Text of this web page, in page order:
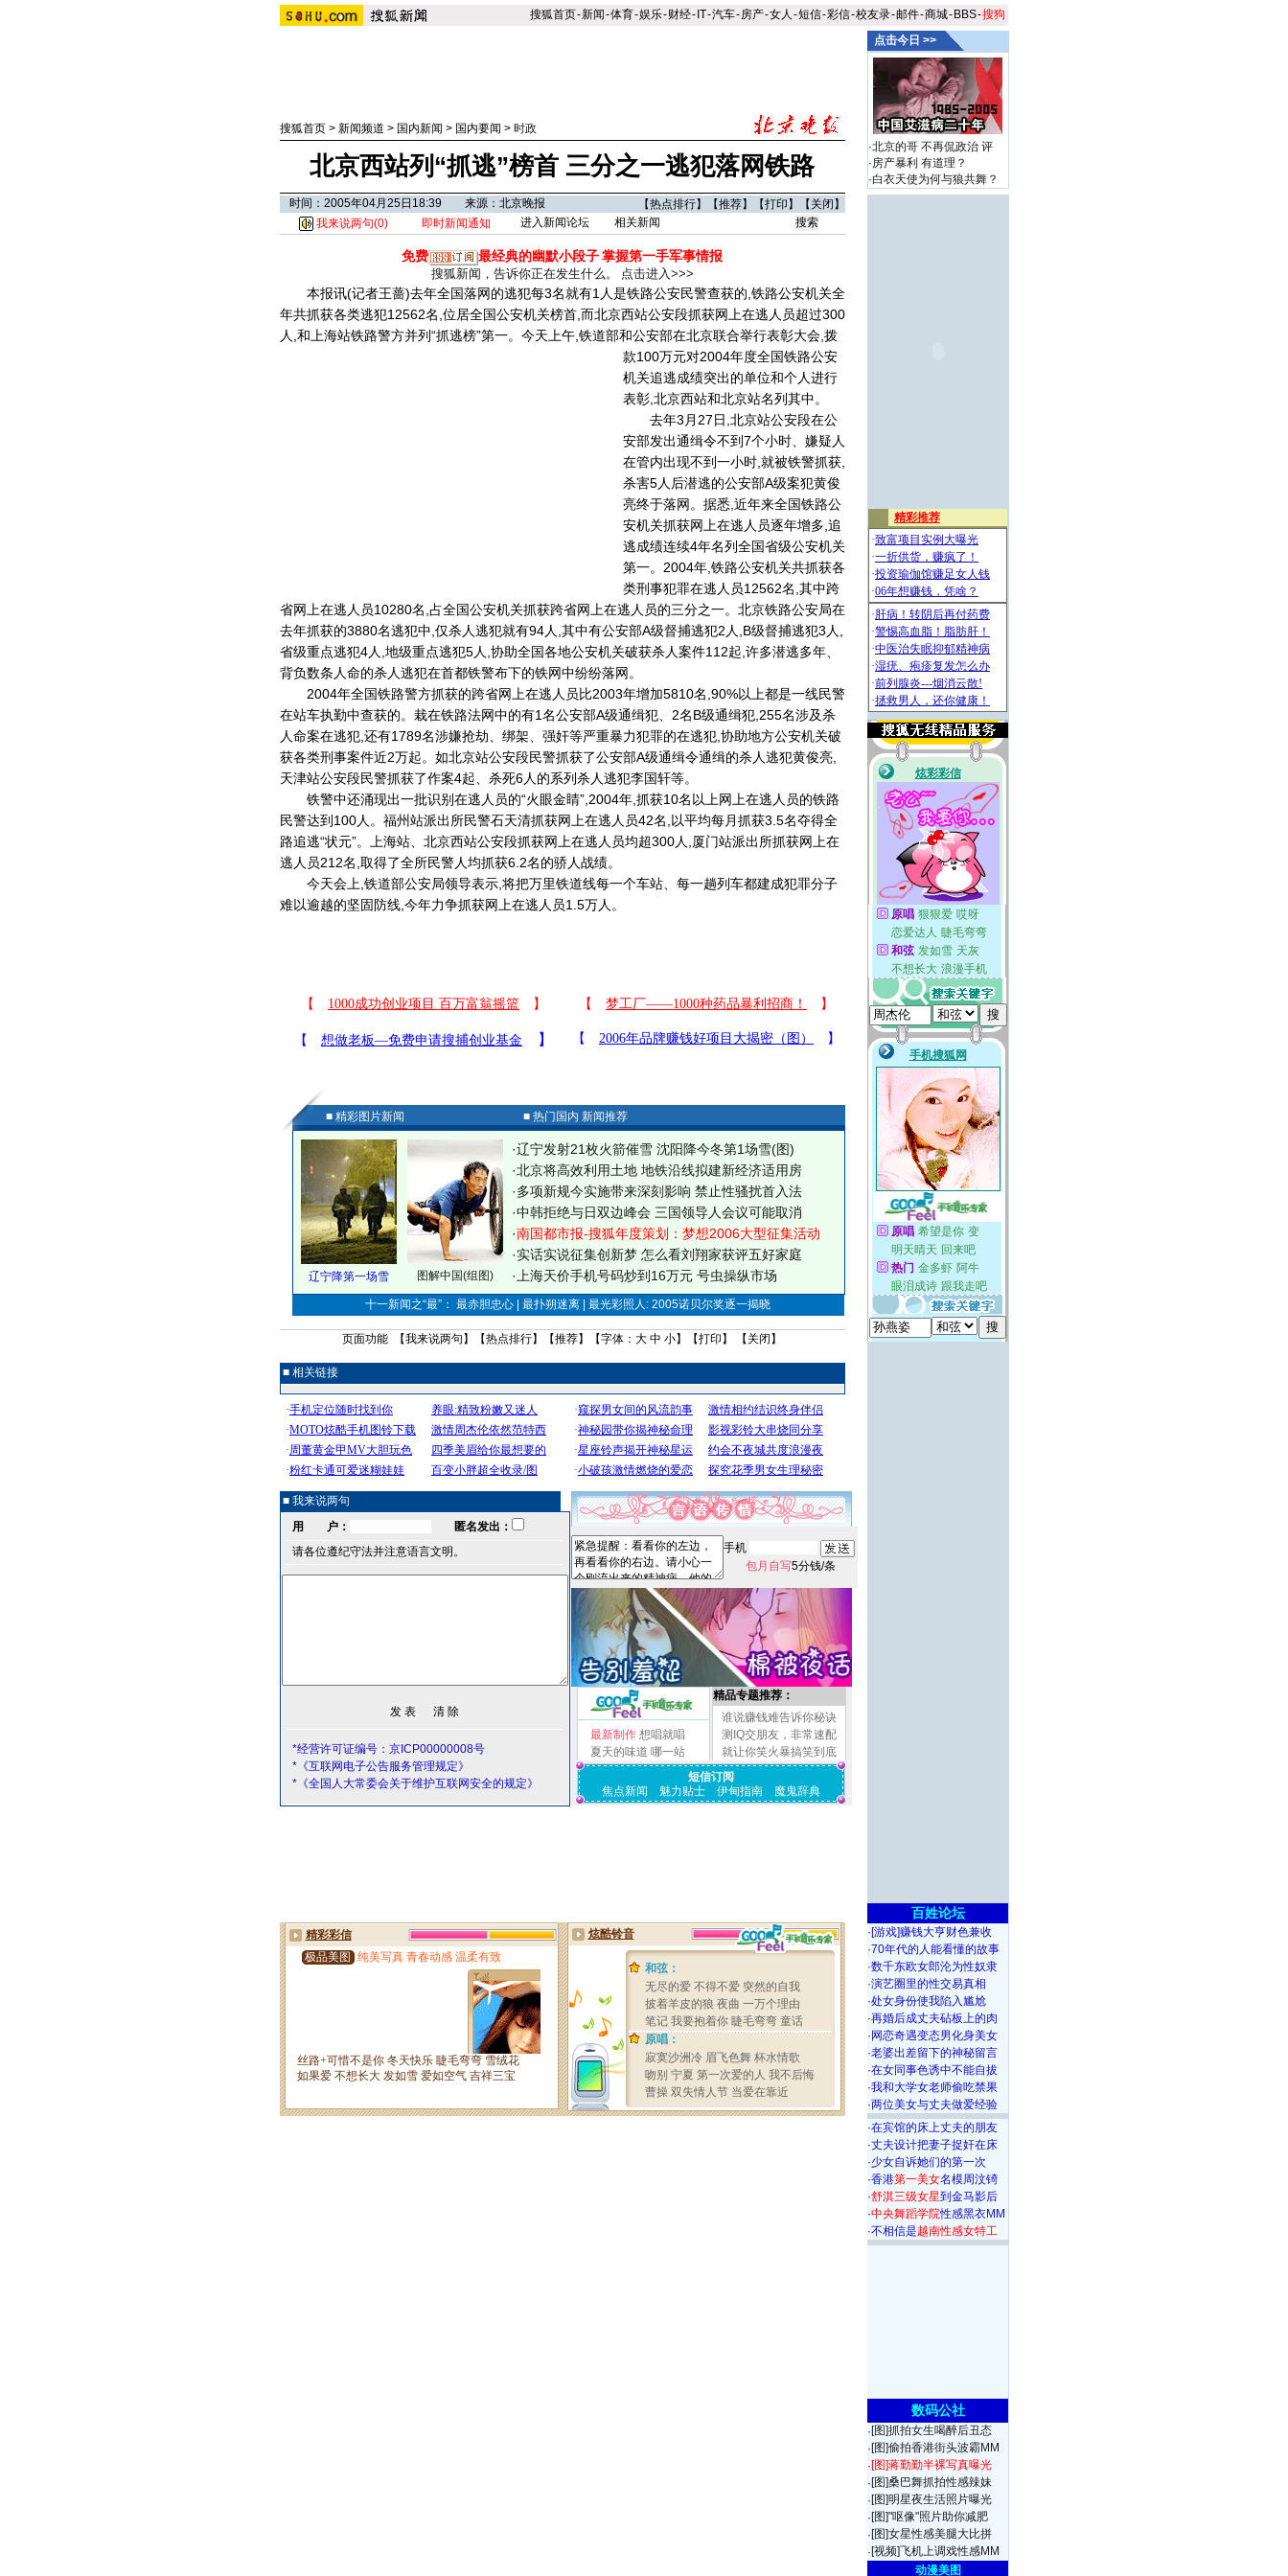
搜狐首页-新闻-体育-娱乐-财经- IT-汽车-房产-女人 -短信-彩信-校友录-邮件-商城- BBS-搜狗
搜狐首页> 新闻频道 > 国内新闻 > 国内要闻 > 时政
北京西站列“抓逃”榜首 三分之一逃犯落网铁路
时间：2005年04月25日18:39 来源：北京晚报 【热点排行】【推荐】【打印 】【 关闭 】
我来说两句(0) 即时新闻通知 进入新闻论坛 相关新闻
免费 最经典的幽默小段子掌握第一手军事情报
搜狐新闻，告诉你正在发生什么。 点击进入>>>
本报讯(记者王蔷)去年全国落网的逃犯每3名就有1人是铁路公安民警查获的,铁路公安机关全
年共抓获各类逃犯12562名,位居全国公安机关榜首,而北京西站公安段抓获网上在逃人员超过300
人,和上海站铁路警方并列“抓逃榜”第一。 今天上午,铁道部和公安部在北京联合举行表彰大会,拨
款100万元对2004年度全国铁路公安
机关追逃成绩突出的单位和个人进行
表彰,北京西站和北京站名列其中。
去年3月27日,北京站公安段在公
安部发出通缉令不到7个小时、嫌疑人
在管内出现不到一小时,就被铁警抓获,
杀害5人后潜逃的公安部A级案犯黄俊
亮终于落网。据悉,近年来全国铁路公
安机关抓获网上在逃人员逐年增多,追
逃成绩连续4年名列全国省级公安机关
第一。2004年,铁路公安机关共抓获各
类刑事犯罪在逃人员12562名,其中跨
省网上在逃人员10280名,占全国公安机关抓获跨省网上在逃人员的三分之一。北京铁路公安局在
去年抓获的3880名逃犯中,仅杀人逃犯就有94人,其中有公安部A级督捕逃犯2人,B级督捕逃犯3人,
省级重点逃犯4人,地级重点逃犯5人,协助全国各地公安机关破获杀人案件112起,许多潜逃多年、
背负数条人命的杀人逃犯在首都铁警布下的铁网中纷纷落网。
2004年全国铁路警方抓获的跨省网上在逃人员比2003年增加5810名,90%以上都是一线民警
在站车执勤中查获的。栽在铁路法网中的有1名公安部A级通缉犯、2名B级通缉犯,255名涉及杀
人命案在逃犯,还有1789名涉嫌抢劫、绑架、强奸等严重暴力犯罪的在逃犯,协助地方公安机关破
获各类刑事案件近2万起。如北京站公安段民警抓获了公安部A级通缉令通缉的杀人逃犯黄俊亮,
天津站公安段民警抓获了作案4起、杀死6人的系列杀人逃犯李国轩等。
铁警中还涌现出一批识别在逃人员的“火眼金睛”,2004年,抓获10名以上网上在逃人员的铁路
民警达到100人。福州站派出所民警石天清抓获网上在逃人员42名,以平均每月抓获3.5名夺得全
路追逃“状元”。上海站、北京西站公安段抓获网上在逃人员均超300人,厦门站派出所抓获网上在
逃人员212名,取得了全所民警人均抓获6.2名的骄人战绩。
今天会上,铁道部公安局领导表示,将把万里铁道线每一个车站、每一趟列车都建成犯罪分子
难以逾越的坚固防线,今年力争抓获网上在逃人员1.5万人。
■ 精彩图片新闻 ■ 热门国内 新闻推荐
辽宁降第一场雪 图解中国(组图)
·辽宁发射21枚火箭催雪 沈阳降今冬第1场雪(图)
·北京将高效利用土地 地铁沿线拟建新经济适用房
·多项新规今实施带来深刻影响 禁止性骚扰首入法
·中韩拒绝与日双边峰会 三国领导人会议可能取消
·南国都市报-搜狐年度策划：梦想2006大型征集活动
·实话实说征集创新梦 怎么看刘翔家获评五好家庭
· 上海天价手机号码炒到16万元 号虫操纵市场
十一新闻之“最”： 最赤胆忠心 | 最扑朔迷离 | 最光彩照人: 2005诺贝尔奖逐一揭晓
页面功能 【我来说两句 】【热点排行】【推荐】【字体： 大 中 小】【打印 】 【 关闭 】
■ 相关链接
■ 我来说两句
用 户：
匿名发出：
请各位遵纪守法并注意语言文明。
*经营许可证编号：京ICP00000008号
*《互联网电子公告服务管理规定》
*《全国人大常委会关于维护互联网安全的规定》
手机
包月自写5分钱/条
最新制作 想唱就唱
夏天的味道 哪一站
精品专题推荐：
谁说赚钱难告诉你秘诀
测IQ交朋友，非常速配
就让你笑火暴搞笑到底
短信订阅
焦点新闻
魅力贴士 伊甸指南 魔鬼辞典
点击今日 >>
·北京的哥 不再侃政治 评
·房产暴利 有道理？
·白衣天使为何与狼共舞？
百姓论坛
· [游戏]赚钱大亨财色兼收
·70年代的人能看懂的故事
·数千东欧女郎沦为性奴隶
·演艺圈里的性交易真相
·处女身份使我陷入尴尬
·再婚后成丈夫砧板上的肉
· 网恋奇遇变态男化身美女
·老婆出差留下的神秘留言
·在女同事色诱中不能自拔
·我和大学女老师偷吃禁果
·两位美女与丈夫做爱经验
·在宾馆的床上丈夫的朋友
·丈夫设计把妻子捉奸在床
·少女自诉她们的第一次
·香港第一美女名模周汶锜
·舒淇三级女星到金马影后
·中央舞蹈学院性感黑衣MM
·不相信是越南性感女特工
数码公社
· [图]抓拍女生喝醉后丑态
· [图]偷拍香港街头波霸MM
·[图]蒋勤勤半裸写真曝光
· [图]桑巴舞抓拍性感辣妹
· [图]明星夜生活照片曝光
· [图]"呕像"照片助你减肥
· [图]女星性感美腿大比拼
· [视频]飞机上调戏性感MM
动漫美图